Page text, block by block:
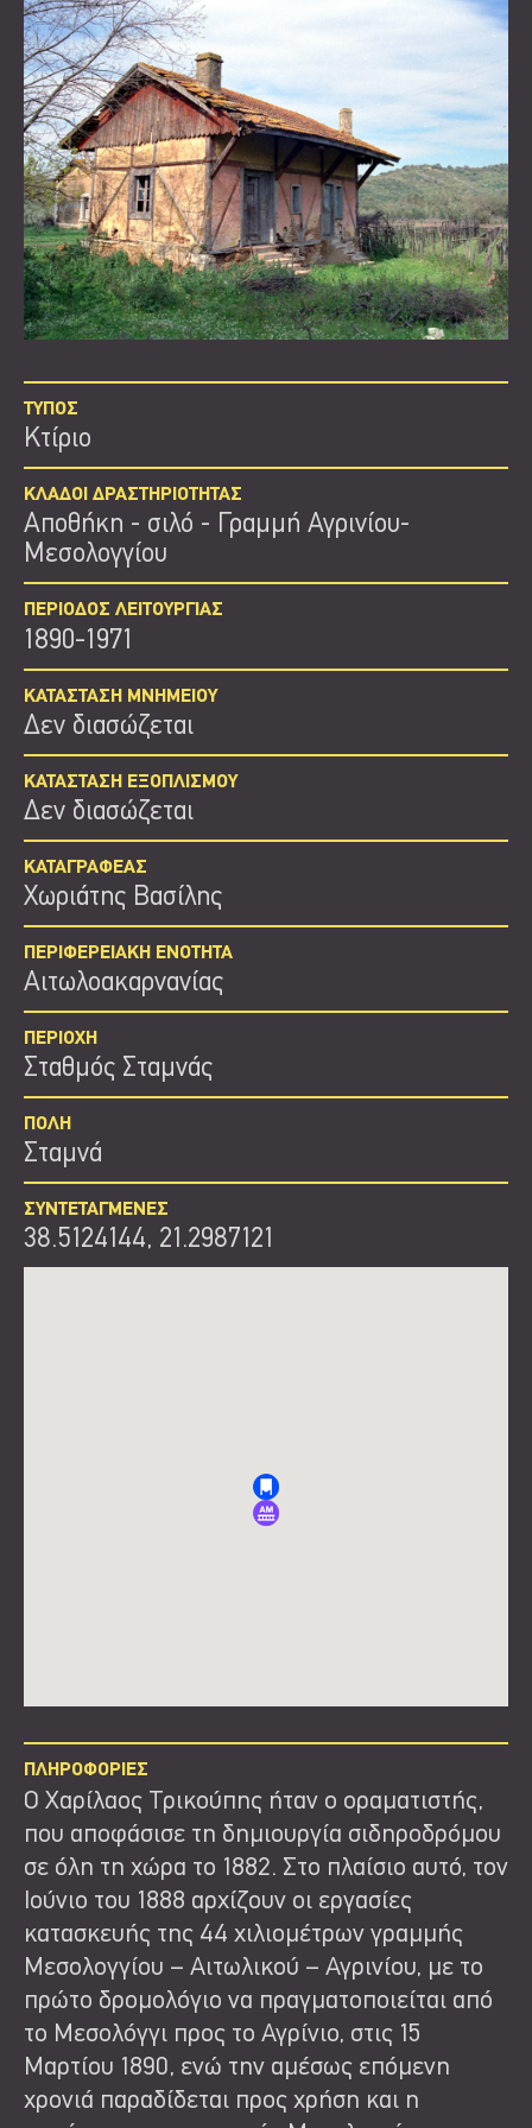
ΤΥΠΟΣ
Κτίριο
ΚΛΑΔΟΙ ΔΡΑΣΤΗΡΙΟΤΗΤΑΣ
Αποθήκη - σιλό
Γραμμή Αγρινίου-
Μεσολογγίου
ΠΕΡΙΟΔΟΣ ΛΕΙΤΟΥΡΓΙΑΣ
1890-1971
ΚΑΤΑΣΤΑΣΗ ΜΝΗΜΕΙΟΥ
Δεν διασώζεται
ΚΑΤΑΣΤΑΣΗ ΕΞΟΠΛΙΣΜΟΥ
Δεν διασώζεται
ΚΑΤΑΓΡΑΦΕΑΣ
Χωριάτης Βασίλης
ΠΕΡΙΦΕΡΕΙΑΚΗ ΕΝΟΤΗΤΑ
Αιτωλοακαρνανίας
ΠΕΡΙΟΧΗ
Σταθμός Σταμνάς
ΠΟΛΗ
Σταμνά
ΣΥΝΤΕΤΑΓΜΕΝΕΣ
38.5124144, 21.2987121
ΠΛΗΡΟΦΟΡΙΕΣ
Ο Χαρίλαος Τρικούπης ήταν ο οραματιστής,
που αποφάσισε τη δημιουργία σιδηροδρόμου
σε όλη τη χώρα το 1882. Στο πλαίσιο αυτό, τον
Ιούνιο του 1888 αρχίζουν οι εργασίες
κατασκευής της 44 χιλιομέτρων γραμμής
Μεσολογγίου – Αιτωλικού – Αγρινίου, με το
πρώτο δρομολόγιο να πραγματοποιείται από
το Μεσολόγγι προς το Αγρίνιο, στις 15
Μαρτίου 1890, ενώ την αμέσως επόμενη
χρονιά παραδίδεται προς χρήση και η